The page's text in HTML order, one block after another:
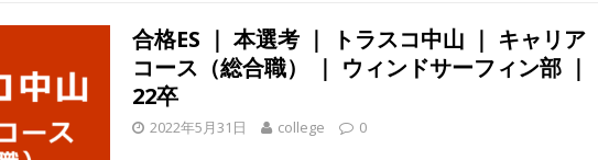
業界の知識・スキルを身に付けることが可能 ｜ データ分析のエキスパートとしてクライアントの
課題を解決 ｜ 土日祝完全休み ｜ データアナリティクスラボ
体育会積極採用企業
[ 2026年5月14日 ]
【 28卒 ｜ 東京勤務・転勤なし 】 食品・生鮮業界に特化した人材紹介サービ
スを提供するベンチャー企業 ｜ 設立から毎年黒字経営。売上は常に右肩上がり ｜ 未経験から営業
合格ES ｜ 本選考 ｜ トラスコ中山 ｜ キャリア
コース（総合職） ｜ ウィンドサーフィン部 ｜
22卒
2022年5月31日 college 0